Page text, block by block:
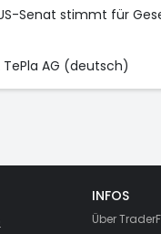
US-Senat stimmt für
TePla AG (deutsch)
INFOS
Über